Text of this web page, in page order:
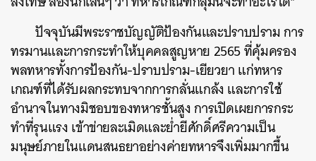
ปัจจุบันมีพระราชบัญญัติป้องกันและปราบปราม การ
ทรมานและการกระทำให้บุคคลสูญหาย 2565 ที่คุ้มครอง
พลทหารทั้งการป้องกัน-ปราบปราม-เยียวยา แก่ทหาร
เกณฑ์ที่ได้รับผลกระทบจากการกลั่นแกล้ง และการใช้
อำนาจในทางมิชอบของทหารชั้นสูง การเปิดเผยการกระ
ทำที่รุนแรง เข้าข่ายละเมิดและย่ำยีศักดิ์ศรีความเป็น
มนุษย์ภายในแดนสนธยาอย่างค่ายทหารจึงเพิ่มมากขึ้น